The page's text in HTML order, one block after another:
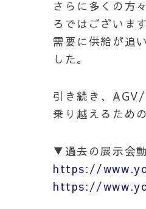
さらに多くの方
ろではございます
需要に供給が追
した。
引き続き、
乗り越えるため
▼過去の展示会
https://
https://